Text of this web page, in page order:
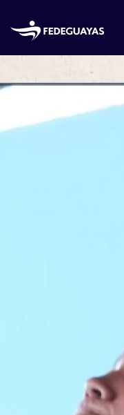
Skip to main content